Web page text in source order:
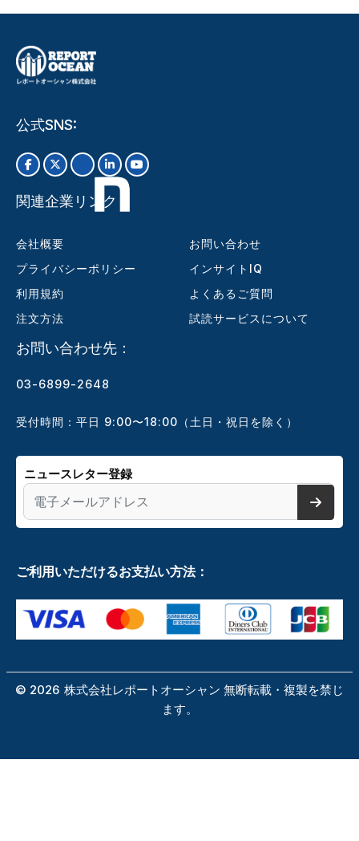
公式SNS:
関連企業リンク
会社概要
プライバシーポリシー
利用規約
注文方法
お問い合わせ
インサイトIQ
よくあるご質問
試読サービスについて
お問い合わせ先：
03-6899-2648
受付時間：平日 9:00〜18:00（土日・祝日を除く）
ニュースレター登録
ご利用いただけるお支払い方法：
© 2026 株式会社レポートオーシャン 無断転載・複製を禁じ
ます。